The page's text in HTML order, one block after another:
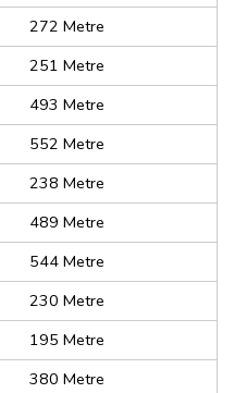
272 Metre
251 Metre
493 Metre
552 Metre
238 Metre
489 Metre
544 Metre
230 Metre
195 Metre
380 Metre